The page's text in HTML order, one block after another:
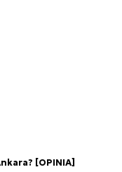
[OPINIA]